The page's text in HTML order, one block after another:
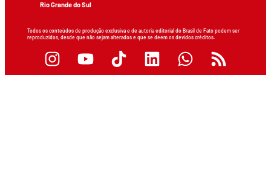
Rio Grande do Sul
Todos os conteúdos de produção exclusiva e de autoria editorial do Brasil de Fato podem ser
reproduzidos, desde que não sejam alterados e que se deem os devidos créditos.